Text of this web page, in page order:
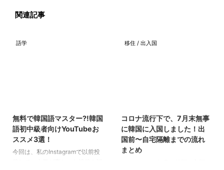
関連記事
語学
無料で韓国語マスター?!韓国
語初中級者向けYouTubeお
ススメ3選！
今回は、私のInstagramで以前投
移住 / 出入国
コロナ流行下で、7月末無事
に韓国に入国しました！出
国前〜自宅隔離までの流れ
まとめ